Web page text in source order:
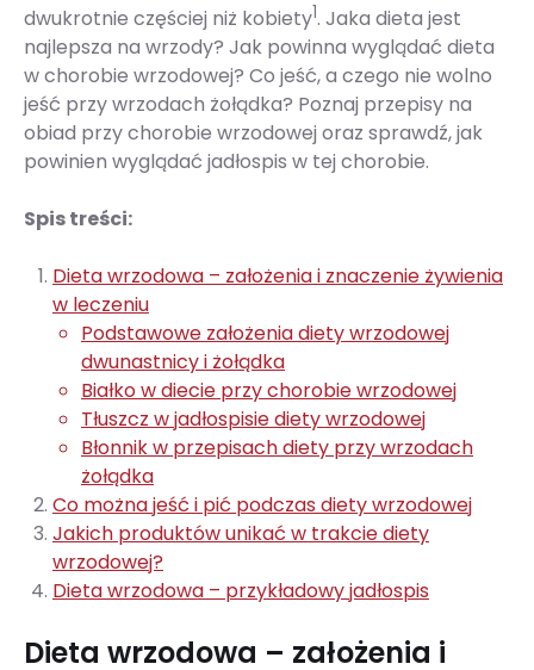
dwukrotnie częściej niż kobiety1. Jaka dieta jest
najlepsza na wrzody? Jak powinna wyglądać dieta
w chorobie wrzodowej? Co jeść, a czego nie wolno
jeść przy wrzodach żołądka? Poznaj przepisy na
obiad przy chorobie wrzodowej oraz sprawdź, jak
powinien wyglądać jadłospis w tej chorobie.
Spis treści:
Dieta wrzodowa – założenia i znaczenie żywienia
w leczeniu
Podstawowe założenia diety wrzodowej
dwunastnicy i żołądka
Białko w diecie przy chorobie wrzodowej
Tłuszcz w jadłospisie diety wrzodowej
Błonnik w przepisach diety przy wrzodach
żołądka
Co można jeść i pić podczas diety wrzodowej
Jakich produktów unikać w trakcie diety
wrzodowej?
Dieta wrzodowa – przykładowy jadłospis
Dieta wrzodowa – założenia i